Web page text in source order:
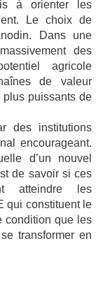
à orienter les
Le choix de
Dans une
des
agricole
de valeur
plus puissants de
des institutions
encourageant.
d’un nouvel
de savoir si ces
atteindre les
qui constituent le
condition que les
transformer en